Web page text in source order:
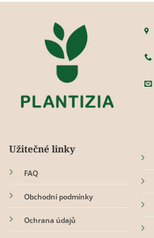
Užitečné linky
FAQ
Obchodní podmínky
Ochrana údajů